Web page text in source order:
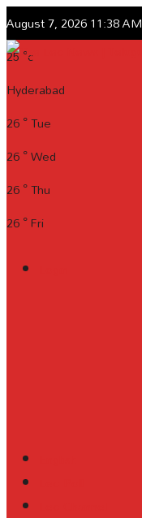
August 7, 2026 11:38 AM
25°c
Hyderabad
26°Tue
26°Wed
26°Thu
26°Fri